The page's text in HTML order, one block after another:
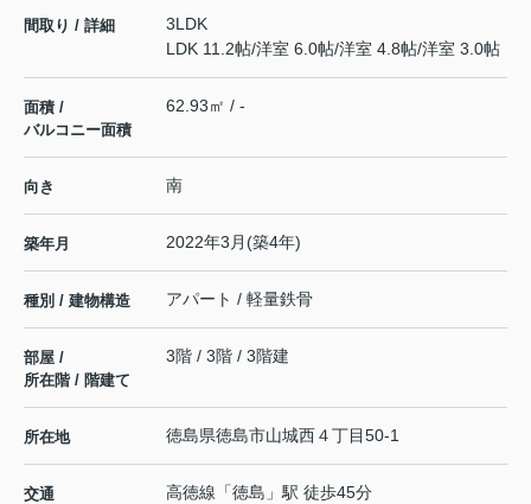
間取り / 詳細
3LDK
LDK 11.2帖/洋室 6.0帖/洋室 4.8帖/洋室 3.0帖
面積 /
バルコニー面積
62.93㎡ / -
向き 南
築年月 2022年3月(築4年)
種別 / 建物構造 アパート / 軽量鉄骨
部屋 /
所在階 / 階建て
3階 / 3階 / 3階建
所在地 徳島県徳島市山城西４丁目50-1
交通 高徳線 「徳島 」駅 徒歩45分